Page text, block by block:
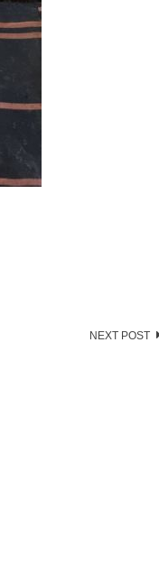
NEXT POST